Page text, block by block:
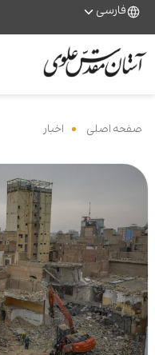
فارسی
صفحه اصلی اخبار